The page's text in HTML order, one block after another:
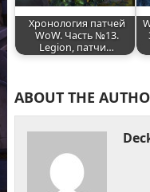
Хронология патчей
WoW. Часть №13.
Legion, патчи…
ABOUT THE